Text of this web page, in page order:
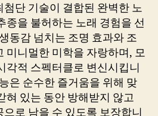
단 기술이 결합된 완벽한 노
종을 불허하는 노래 경험을 선
동감 넘치는 조명 효과와 조
미니멀한 미학을 자랑하며, 모
각적 스펙터클로 변신시킵니
은 순수한 즐거움을 위해 맞
혀 있는 동안 방해받지 않고
로 남을 수 있도록 보장합니